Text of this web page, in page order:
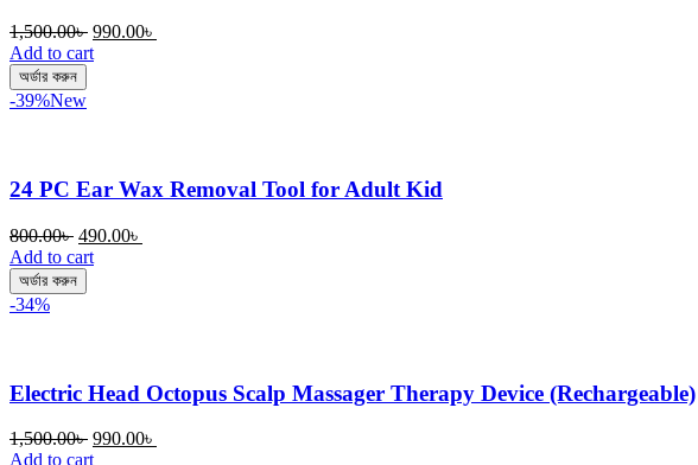
1,500.00৳ Original
price
990.00৳
Add to cart
অর্ডার করুন
-39%New
24 PC Ear Wax Removal Tool for Adult Kid
800.00৳ Original
price
was:
800.00৳ .
490.00৳
Add to cart
অর্ডার করুন
-34%
Electric Head Octopus Scalp Massager Therapy Device (Rechargeable)
1,500.00৳ Original
price
990.00৳
Add to cart